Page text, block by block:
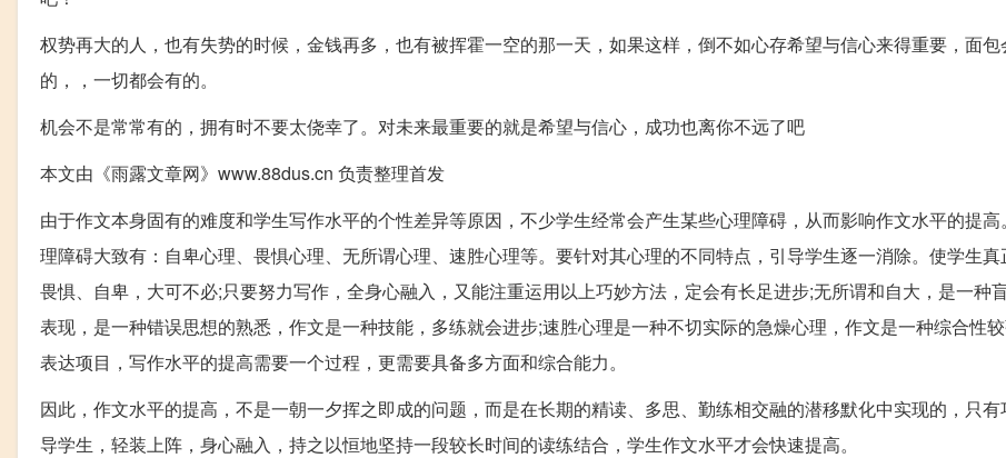
权势再大的人，也有失势的时候，金钱再多，也有被挥霍一空的那一天，如果这样，倒不如心存希望与信心来得重要，面包
的，，一切都会有的。
机会不是常常有的，拥有时不要太侥幸了。对未来最重要的就是希望与信心，成功也离你不远了吧
本文由《雨露文章网》www.88dus.cn 负责整理首发
由于作文本身固有的难度和学生写作水平的个性差异等原因，不少学生经常会产生某些心理障碍，从而影响作文水平的提
理障碍大致有：自卑心理、畏惧心理、无所谓心理、速胜心理等。要针对其心理的不同特点，引导学生逐一消除。使学生真
畏惧、自卑，大可不必;只要努力写作，全身心融入，又能注重运用以上巧妙方法，定会有长足进步;无所谓和自大，是一种
表现，是一种错误思想的熟悉，作文是一种技能，多练就会进步;速胜心理是一种不切实际的急燥心理，作文是一种综合性
表达项目，写作水平的提高需要一个过程，更需要具备多方面和综合能力。
因此，作文水平的提高，不是一朝一夕挥之即成的问题，而是在长期的精读、多思、勤练相交融的潜移默化中实现的，只有
导学生，轻装上阵，身心融入，持之以恒地坚持一段较长时间的读练结合，学生作文水平才会快速提高。